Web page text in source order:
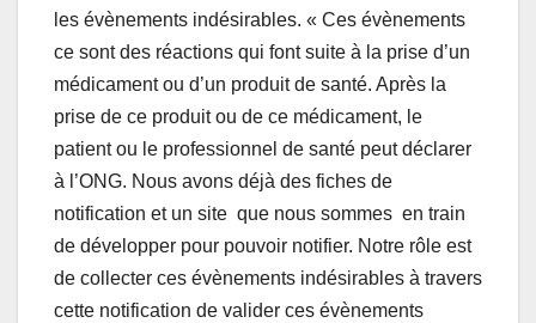
les évènements indésirables. « Ces évènements
ce sont des réactions qui font suite à la prise d’un
médicament ou d’un produit de santé. Après la
prise de ce produit ou de ce médicament, le
patient ou le professionnel de santé peut déclarer
à l’ONG. Nous avons déjà des fiches de
notification et un site que nous sommes en train
de développer pour pouvoir notifier. Notre rôle est
de collecter ces évènements indésirables à travers
cette notification de valider ces évènements